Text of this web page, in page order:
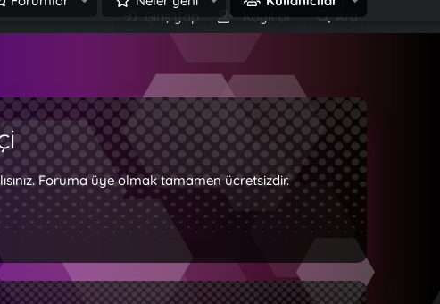
Giriş yap Kayıt ol Ara
Foruma üye olmak tamamen ücretsizdir.